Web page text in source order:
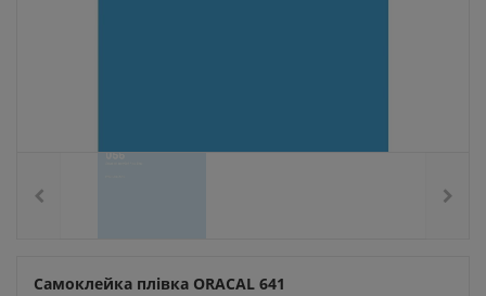
Самоклейка плівка ORACAL 641